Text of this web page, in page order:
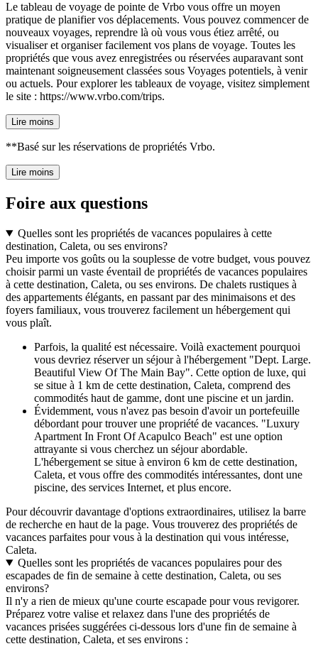
Le tableau de voyage de pointe de Vrbo vous offre un moyen
pratique de planifier vos déplacements. Vous pouvez commencer de
nouveaux voyages, reprendre là où vous vous étiez arrêté, ou
visualiser et organiser facilement vos plans de voyage. Toutes les
propriétés que vous avez enregistrées ou réservées auparavant sont
maintenant soigneusement classées sous Voyages potentiels, à venir
ou actuels. Pour explorer les tableaux de voyage, visitez simplement
le site : https://www.vrbo.com/trips.
Lire moins
**Basé sur les réservations de propriétés Vrbo.
Lire moins
Foire aux questions
Quelles sont les propriétés de vacances populaires à cette
destination, Caleta, ou ses environs?
Peu importe vos goûts ou la souplesse de votre budget, vous pouvez
choisir parmi un vaste éventail de propriétés de vacances populaires
à cette destination, Caleta, ou ses environs. De chalets rustiques à
des appartements élégants, en passant par des minimaisons et des
foyers familiaux, vous trouverez facilement un hébergement qui
vous plaît.
Parfois, la qualité est nécessaire. Voilà exactement pourquoi
vous devriez réserver un séjour à l'hébergement "Dept. Large.
Beautiful View Of The Main Bay". Cette option de luxe, qui
se situe à 1 km de cette destination, Caleta, comprend des
commodités haut de gamme, dont une piscine et un jardin.
Évidemment, vous n'avez pas besoin d'avoir un portefeuille
débordant pour trouver une propriété de vacances. "Luxury
Apartment In Front Of Acapulco Beach" est une option
attrayante si vous cherchez un séjour abordable.
L'hébergement se situe à environ 6 km de cette destination,
Caleta, et vous offre des commodités intéressantes, dont une
piscine, des services Internet, et plus encore.
Pour découvrir davantage d'options extraordinaires, utilisez la barre
de recherche en haut de la page. Vous trouverez des propriétés de
vacances parfaites pour vous à la destination qui vous intéresse,
Caleta.
Quelles sont les propriétés de vacances populaires pour des
escapades de fin de semaine à cette destination, Caleta, ou ses
environs?
Il n'y a rien de mieux qu'une courte escapade pour vous revigorer.
Préparez votre valise et relaxez dans l'une des propriétés de
vacances prisées suggérées ci-dessous lors d'une fin de semaine à
cette destination, Caleta, et ses environs :